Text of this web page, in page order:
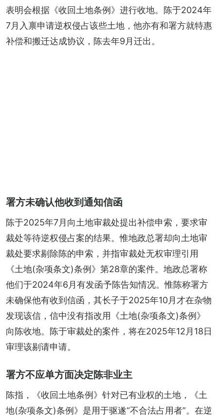
表明会根据《收回土地条例》进行收地。陈于2024年
7月入禀申请逆权侵占该些土地，他亦有和署方就特惠
补偿和搬迁达成协议，陈去年9月迁出。
署方未确认他收到通知信函
陈于2025年7月向土地审裁处提出补偿申索，要求审
裁处等待逆权侵占案的结果。惟地政总署却向土地审
裁处要求剔除陈的申索，并指审裁处无权审理引用
《土地(杂项条文)条例》第28章的案件。地政总署称
他们于2024年6月有发函予陈告知情况。惟陈称署方
未确保他有收到信函，其长子于2025年10月才在杂物
发现该信，信中没有指改用《土地(杂项条文)条例》
向陈收地。陈于审裁处的案件，将在2025年12月18日
审理该剔请申请。
署方不应单方面决定陈非业主
陈指，《收回土地条例》针对已有业权的土地，《土
地(杂项条文)条例》是用于驱遂“不合法占用者”。在逆